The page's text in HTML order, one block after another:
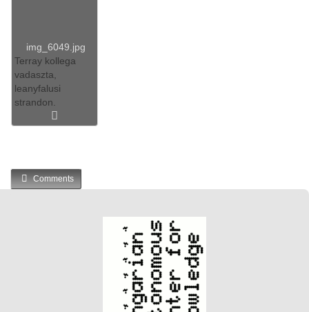
img_6049.jpg
Terray kollega
vadaszta,
leanyfalusi
strandon.
Comments